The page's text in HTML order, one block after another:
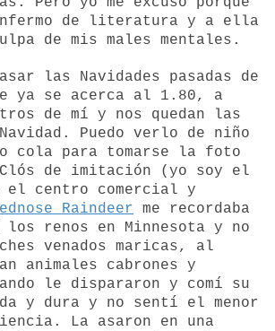
enfermo de literatura y a ella
de mis males mentales.
las Navidades pasadas de
ya se acerca al 1.80, a
de mí y nos quedan las
Puedo verlo de niño
cola para tomarse la foto
de imitación (yo soy el
el centro comercial y
Raindeer me recordaba
los renos en Minnesota y no
venados maricas, al
animales cabrones y
le dispararon y comí su
y dura y no sentí el menor
La asaron en una